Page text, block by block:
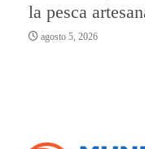
la pesca
agosto 5, 2026